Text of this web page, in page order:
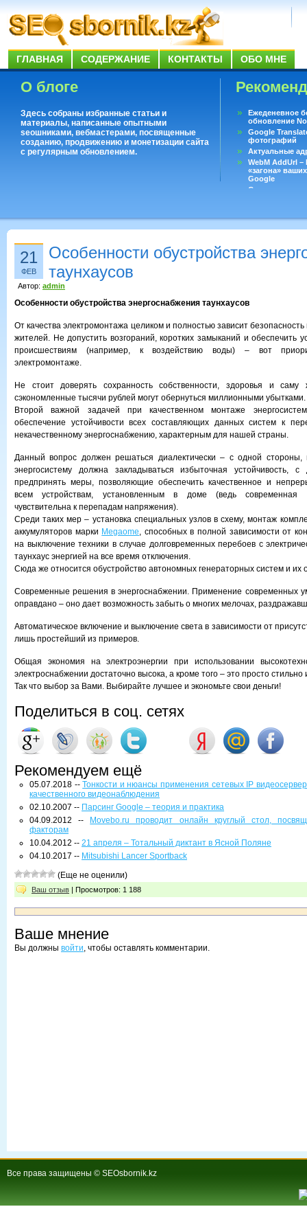
ГЛАВНАЯ СОДЕРЖАНИЕ КОНТАКТЫ ОБО МНЕ
О блоге
Здесь собраны избранные статьи и
материалы, написанные опытными
seoшниками, вебмастерами, посвященные
созданию, продвижению и монетизации сайта
с регулярным обновлением.
Ежеденевное
обновление
Google
фотографий
Актуальные
WebM AddUrl
«загона»
Google
Существует
21
ФЕВ
Особенности обустройства
таунхаусов
Автор: admin
Особенности обустройства энергоснабжения таунхаусов
От качества электромонтажа целиком и полностью зависит безопасность
жителей. Не допустить возгораний, коротких замыканий и обеспечить
происшествиям (например, к воздействию воды) – вот
электромонтаже.
Не стоит доверять сохранность собственности, здоровья и
сэкономленные тысячи рублей могут обернуться миллионными убытками.
Второй важной задачей при качественном монтаже
обеспечение устойчивости всех составляющих данных систем к
некачественному энергоснабжению, характерным для нашей страны.
Данный вопрос должен решаться диалектически – с одной стороны,
энергосистему должна закладываться избыточная устойчивость,
предпринять меры, позволяющие обеспечить качественное и
всем устройствам, установленным в доме (ведь современная
чувствительна к перепадам напряжения).
Среди таких мер – установка специальных узлов в схему, монтаж
аккумуляторов марки Megaome, способных в полной зависимости от
на выключение техники в случае долговременных перебоев с
таунхаус энергией на все время отключения.
Сюда же относится обустройство автономных генераторных систем и их
Современные решения в энергоснабжении. Применение современных
оправдано – оно дает возможность забыть о многих мелочах,
Автоматическое включение и выключение света в зависимости от
лишь простейший из примеров.
Общая экономия на электроэнергии при использовании
электроснабжении достаточно высока, а кроме того – это просто стильно
Так что выбор за Вами. Выбирайте лучшее и экономьте свои деньги!
Поделиться в соц. сетях
Рекомендуем ещё
05.07.2018 --Тонкости и нюансы применения сетевых IP
качественного видеонаблюдения
02.10.2007 -- Парсинг Google – теория и практика
04.09.2012 --
Movebo.ru проводит онлайн круглый стол,
факторам
10.04.2012 -- 21 апреля – Тотальный диктант в Ясной Поляне
04.10.2017 -- Mitsubishi Lancer Sportback
(Еще не оценили)
Ваш отзыв | Просмотров: 1 188
Ваше мнение
Вы должны войти, чтобы оставлять комментарии.
Все права защищены © SEOsbornik.kz